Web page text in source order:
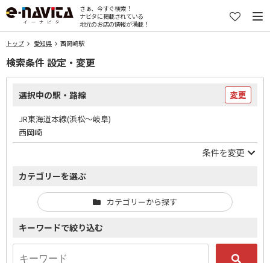
さぁ、今すぐ検索！
ナビタに掲載されている
地元のお店の情報が満載！
トップ 愛知県 西岡崎駅
検索条件 設定・変更
選択中の駅・路線 変更
JR東海道本線(浜松～岐阜)
西岡崎
条件を変更
カテゴリーを選ぶ
カテゴリーから探す
キーワードで絞り込む